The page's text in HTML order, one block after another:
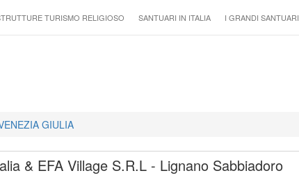
TURISMO RELIGIOSO SANTUARI IN ITALIA I GRANDI SANTUARI
GIULIA
& EFA Village S.R.L - Lignano Sabbiadoro